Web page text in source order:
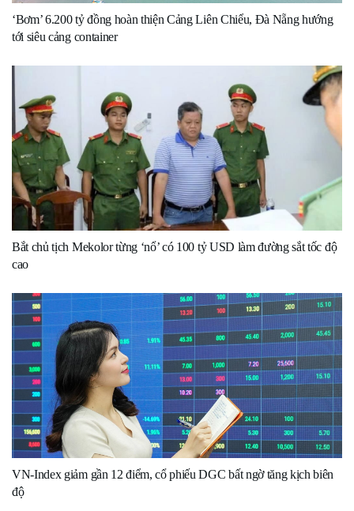
‘Bơm’ 6.200 tỷ đồng hoàn thiện Cảng Liên Chiểu, Đà Nẵng hướng
tới siêu cảng container
Bắt chủ tịch Mekolor từng ‘nổ’ có 100 tỷ USD làm đường sắt tốc độ
cao
VN-Index giảm gần 12 điểm, cổ phiếu DGC bất ngờ tăng kịch biên
độ